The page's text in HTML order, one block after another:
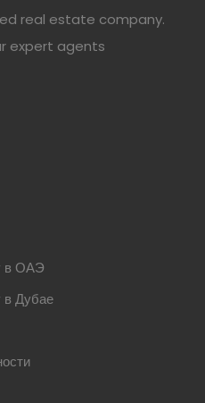
real estate company.
expert agents
в ОАЭ
в Дубае